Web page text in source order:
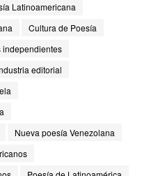
Latinoamericana
Cultura de Poesía
independientes
editorial
Nueva poesía Venezolana